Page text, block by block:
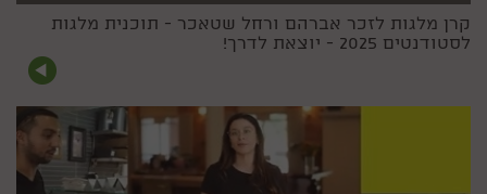
קרן מלגות לזכר אברהם ורחל שטאכר - תוכנית מלגות
לסטודנטים 2025 - יוצאת לדרך!